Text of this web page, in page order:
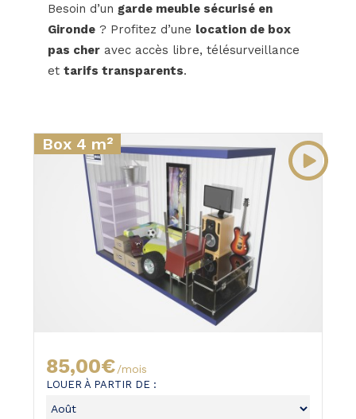
Besoin d’un garde meuble sécurisé en
Gironde ? Profitez d’une location de box
pas cher avec accès libre, télésurveillance
et tarifs transparents.
Box 4 m²
85,00€/mois
LOUER À PARTIR DE :